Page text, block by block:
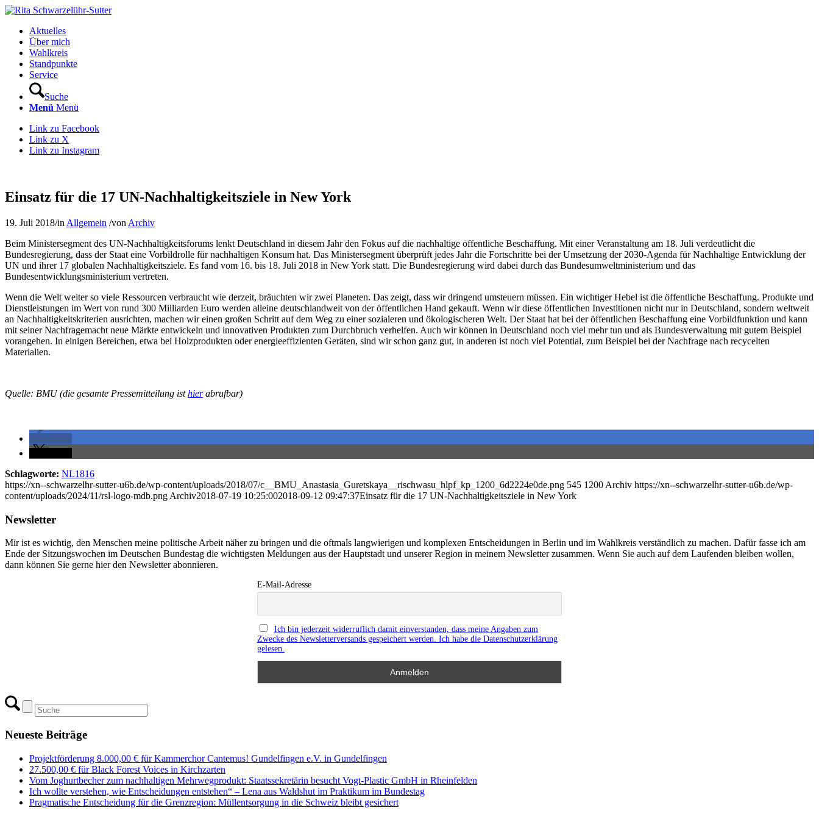
Aktuelles
Über mich
Wahlkreis
Standpunkte
Service
Suche
Menü Menü
Link zu Facebook
Link zu X
Link zu Instagram
Einsatz für die 17 UN-Nachhaltigkeitsziele in New York
19. Juli 2018/in Allgemein /von Archiv
Beim Ministersegment des UN-Nachhaltigkeitsforums lenkt Deutschland in diesem Jahr den Fokus auf die nachhaltige öffentliche Beschaffung. Mit einer Veranstaltung am 18. Juli verdeutlicht die
Bundesregierung, dass der Staat eine Vorbildrolle für nachhaltigen Konsum hat. Das Ministersegment überprüft jedes Jahr die Fortschritte bei der Umsetzung der 2030-Agenda für Nachhaltige Entwicklung der
UN und ihrer 17 globalen Nachhaltigkeitsziele. Es fand vom 16. bis 18. Juli 2018 in New York statt. Die Bundesregierung wird dabei durch das Bundesumweltministerium und das
Bundesentwicklungsministerium vertreten.
Wenn die Welt weiter so viele Ressourcen verbraucht wie derzeit, bräuchten wir zwei Planeten. Das zeigt, dass wir dringend umsteuern müssen. Ein wichtiger Hebel ist die öffentliche Beschaffung. Produkte und
Dienstleistungen im Wert von rund 300 Milliarden Euro werden alleine deutschlandweit von der öffentlichen Hand gekauft. Wenn wir diese öffentlichen Investitionen nicht nur in Deutschland, sondern weltweit
an Nachhaltigkeitskriterien ausrichten, machen wir einen großen Schritt auf dem Weg zu einer sozialeren und ökologischeren Welt. Der Staat hat bei der öffentlichen Beschaffung eine Vorbildfunktion und kann
mit seiner Nachfragemacht neue Märkte entwickeln und innovativen Produkten zum Durchbruch verhelfen. Auch wir können in Deutschland noch viel mehr tun und als Bundesverwaltung mit gutem Beispiel
vorangehen. In einigen Bereichen, etwa bei Holzprodukten oder energieeffizienten Geräten, sind wir schon ganz gut, in anderen ist noch viel Potential, zum Beispiel bei der Nachfrage nach recycelten
Materialien.
Quelle: BMU (die gesamte Pressemitteilung isthierabrufbar)
Schlagworte: NL1816
https://xn--schwarzelhr-sutter-u6b.de/wp-content/uploads/2018/07/c__BMU_Anastasia_Guretskaya__rischwasu_hlpf_kp_1200_6d2224e0de.png 545 1200 Archiv https://xn--schwarzelhr-sutter-u6b.de/wp-
content/uploads/2024/11/rsl-logo-mdb.png Archiv2018-07-19 10:25:002018-09-12 09:47:37Einsatz für die 17 UN-Nachhaltigkeitsziele in New York
Newsletter
Mir ist es wichtig, den Menschen meine politische Arbeit näher zu bringen und die oftmals langwierigen und komplexen Entscheidungen in Berlin und im Wahlkreis verständlich zu machen. Dafür fasse ich am
Ende der Sitzungswochen im Deutschen Bundestag die wichtigsten Meldungen aus der Hauptstadt und unserer Region in meinem Newsletter zusammen. Wenn Sie auch auf dem Laufenden bleiben wollen,
dann können Sie gerne hier den Newsletter abonnieren.
E-Mail-Adresse
Ich bin jederzeit widerruflich damit einverstanden, dass meine Angaben zum
Zwecke des Newsletterversands gespeichert werden. Ich habe die Datenschutzerklärung
gelesen.
Neueste Beiträge
Projektförderung 8.000,00 € für Kammerchor Cantemus! Gundelfingen e.V. in Gundelfingen
27.500,00 € für Black Forest Voices in Kirchzarten
Vom Joghurtbecher zum nachhaltigen Mehrwegprodukt: Staatssekretärin besucht Vogt-Plastic GmbH in Rheinfelden
Ich wollte verstehen, wie Entscheidungen entstehen“ – Lena aus Waldshut im Praktikum im Bundestag
Pragmatische Entscheidung für die Grenzregion: Müllentsorgung in die Schweiz bleibt gesichert